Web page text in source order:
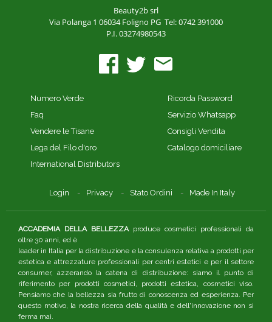
Beauty2b srl
Via Polanga 1 06034 Foligno PG Tel: 0742 391000
P.I. 03274980543
Numero Verde
Faq
Vendere le Tisane
Lega del Filo d'oro
International Distributors
Ricorda Password
Servizio Whatsapp
Consigli Vendita
Catalogo domiciliare
Login Privacy Stato Ordini Made In Italy
ACCADEMIA DELLA BELLEZZAproduce cosmetici professionali da
oltre 30 anni, ed è
leader in Italia per la distribuzione e la consulenza relativa a prodotti per
estetica e attrezzature professionali per centri estetici e per il settore
consumer, azzerando la catena di distribuzione: siamo il punto di
riferimento per prodotti cosmetici, prodotti estetica, cosmetici viso.
Pensiamo che la bellezza sia frutto di conoscenza ed esperienza. Per
questo motivo, la nostra ricerca della qualità e dell'innovazione non si
ferma mai.